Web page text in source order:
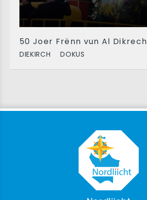
50 Joer Frënn vun Al Dikrech
DIEKIRCH DOKUS